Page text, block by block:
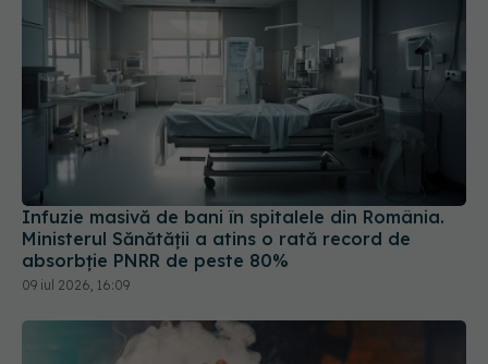
Infuzie masivă de bani în spitalele din România.
Ministerul Sănătății a atins o rată record de
absorbție PNRR de peste 80%
09 iul 2026, 16:09